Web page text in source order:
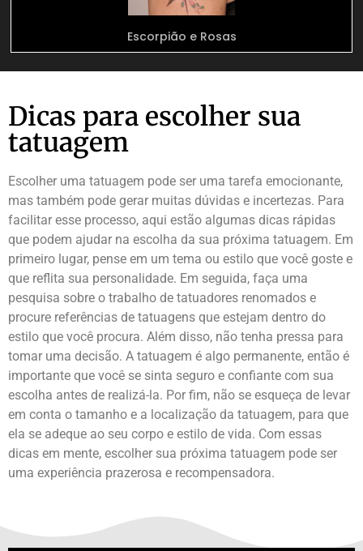
Escorpião e Rosas
Dicas para escolher sua
tatuagem
Escolher uma tatuagem pode ser uma tarefa emocionante,
mas também pode gerar muitas dúvidas e incertezas. Para
facilitar esse processo, aqui estão algumas dicas rápidas
que podem ajudar na escolha da sua próxima tatuagem. Em
primeiro lugar, pense em um tema ou estilo que você goste e
que reflita sua personalidade. Em seguida, faça uma
pesquisa sobre o trabalho de tatuadores renomados e
procure referências de tatuagens que estejam dentro do
estilo que você procura. Além disso, não tenha pressa para
tomar uma decisão. A tatuagem é algo permanente, então é
importante que você se sinta seguro e confiante com sua
escolha antes de realizá-la. Por fim, não se esqueça de levar
em conta o tamanho e a localização da tatuagem, para que
ela se adeque ao seu corpo e estilo de vida. Com essas
dicas em mente, escolher sua próxima tatuagem pode ser
uma experiência prazerosa e recompensadora.